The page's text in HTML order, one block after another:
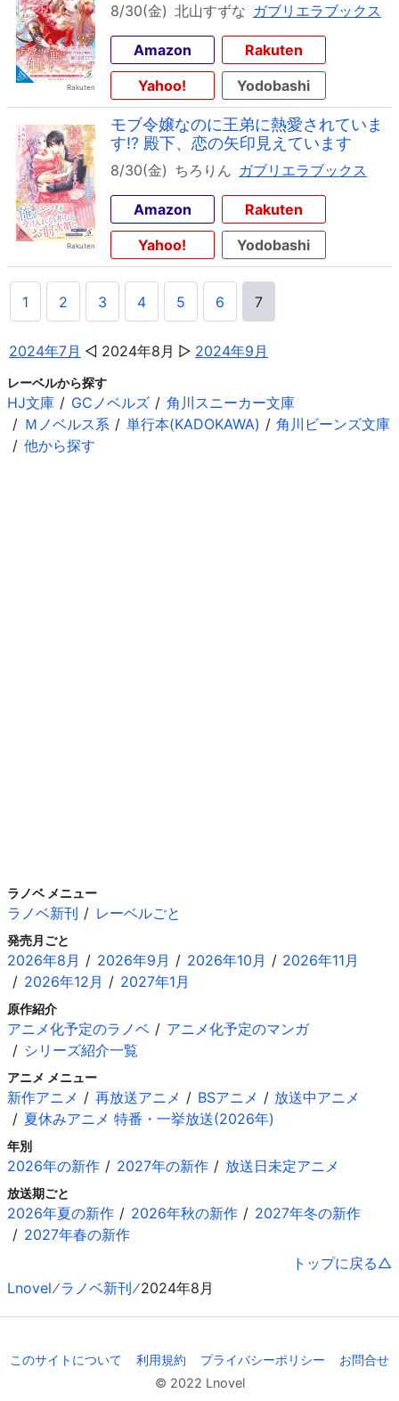
8/30(金) 北山すずな ガブリエラブックス
Amazon
Rakuten
Yahoo!
Yodobashi
モブ令嬢なのに王弟に熱愛されていま
す!? 殿下、恋の矢印見えています
8/30(金) ちろりん ガブリエラブックス
Amazon
Rakuten
Yahoo!
Yodobashi
1 2 3 4 5 6 7
2024年7月 2024年8月 2024年9月
レーベルから探す
HJ文庫 GCノベルズ
角川スニーカー文庫
Ｍノベルス系
単行本(KADOKAWA)
角川ビーンズ文庫
他から探す
ラノベ メニュー
ラノベ新刊 レーベルごと
発売月ごと
2026年8月 2026年9月 2026年10月
2026年11月
2026年12月
2027年1月
原作紹介
アニメ化予定のラノベ
アニメ化予定のマンガ
シリーズ紹介一覧
アニメ メニュー
新作アニメ 再放送アニメ BSアニメ
放送中アニメ
夏休みアニメ 特番・一挙放送(2026年)
年別
2026年の新作 2027年の新作 放送日未定アニメ
放送期ごと
2026年夏の新作 2026年秋の新作
2027年冬の新作
2027年春の新作
トップに戻る
Lnovel ラノベ新刊 2024年8月
このサイトについて 利用規約 プライバシーポリシー
お問合せ
© 2022 Lnovel